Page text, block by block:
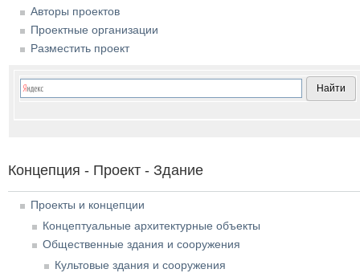
Авторы проектов
Проектные организации
Разместить проект
Концепция - Проект - Здание
Проекты и концепции
Концептуальные архитектурные объекты
Общественные здания и сооружения
Культовые здания и сооружения